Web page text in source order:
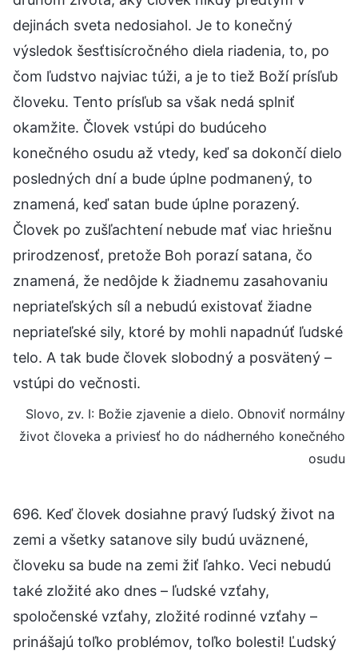
dejinách sveta nedosiahol. Je to konečný
výsledok šesťtisícročného diela riadenia, to, po
čom ľudstvo najviac túži, a je to tiež Boží prísľub
človeku. Tento prísľub sa však nedá splniť
okamžite. Človek vstúpi do budúceho
konečného osudu až vtedy, keď sa dokončí dielo
posledných dní a bude úplne podmanený, to
znamená, keď satan bude úplne porazený.
Človek po zušľachtení nebude mať viac hriešnu
prirodzenosť, pretože Boh porazí satana, čo
znamená, že nedôjde k žiadnemu zasahovaniu
nepriateľských síl a nebudú existovať žiadne
nepriateľské sily, ktoré by mohli napadnúť ľudské
telo. A tak bude človek slobodný a posvätený –
vstúpi do večnosti.
Slovo, zv. I: Božie zjavenie a dielo. Obnoviť normálny
život človeka a priviesť ho do nádherného konečného
osudu
696. Keď človek dosiahne pravý ľudský život na
zemi a všetky satanove sily budú uväznené,
človeku sa bude na zemi žiť ľahko. Veci nebudú
také zložité ako dnes – ľudské vzťahy,
spoločenské vzťahy, zložité rodinné vzťahy –
prinášajú toľko problémov, toľko bolesti! Ľudský